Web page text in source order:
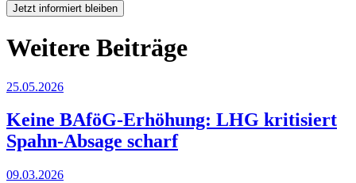
Weitere Beiträge
25.05.2026
Keine BAföG-Erhöhung: LHG kritisiert
Spahn-Absage scharf
09.03.2026